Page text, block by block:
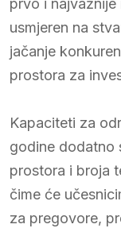
prvo i najvažnije
usmjeren na
jačanje
prostora za
Kapaciteti za
godine dodatno
prostora i broja
čime će
za pregovore,